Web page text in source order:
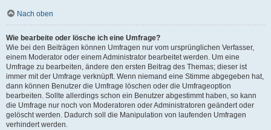
Nach oben
Wie bearbeite oder lösche ich eine Umfrage?
Wie bei den Beiträgen können Umfragen nur vom ursprünglichen Verfasser,
einem Moderator oder einem Administrator bearbeitet werden. Um eine
Umfrage zu bearbeiten, ändere den ersten Beitrag des Themas; dieser ist
immer mit der Umfrage verknüpft. Wenn niemand eine Stimme abgegeben hat,
dann können Benutzer die Umfrage löschen oder die Umfrageoption
bearbeiten. Sollte allerdings schon ein Benutzer abgestimmt haben, so kann
die Umfrage nur noch von Moderatoren oder Administratoren geändert oder
gelöscht werden. Dadurch soll die Manipulation von laufenden Umfragen
verhindert werden.